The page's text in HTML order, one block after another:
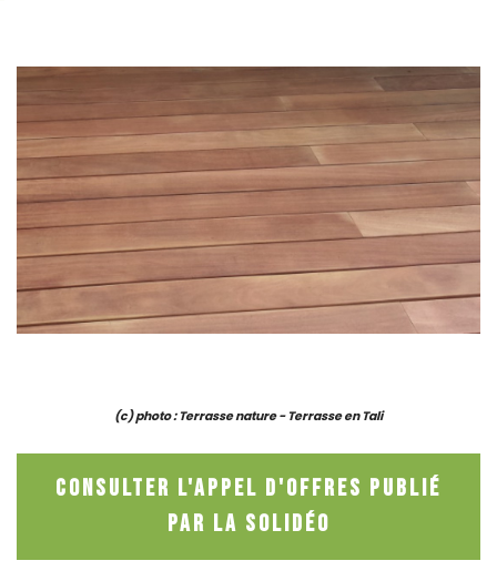
(c) photo : Terrasse nature - Terrasse en Tali
Consulter l'appel d'offres publié
par la Solidéo